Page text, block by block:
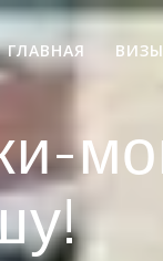
ГЛАВНАЯ ВИЗЫ